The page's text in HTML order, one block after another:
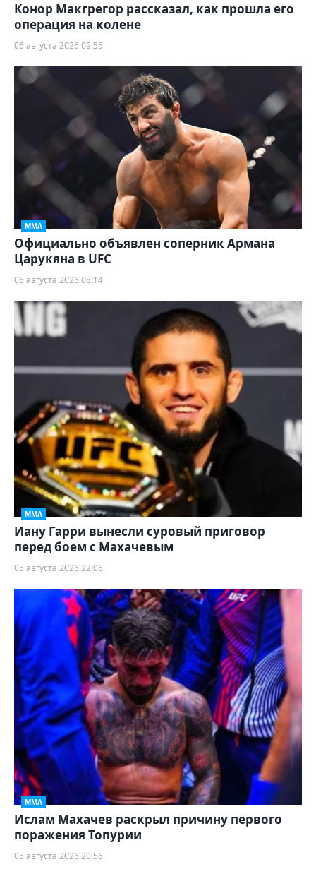
Конор Макгрегор рассказал, как прошла его
операция на колене
06 августа 2026 09:55
ММА
Официально объявлен соперник Армана
Царукяна в UFC
06 августа 2026 08:14
ММА
Иану Гарри вынесли суровый приговор
перед боем с Махачевым
05 августа 2026 22:06
ММА
Ислам Махачев раскрыл причину первого
поражения Топурии
05 августа 2026 20:56